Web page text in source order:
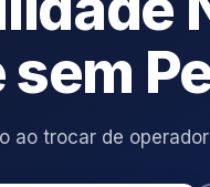
sem
ao trocar de